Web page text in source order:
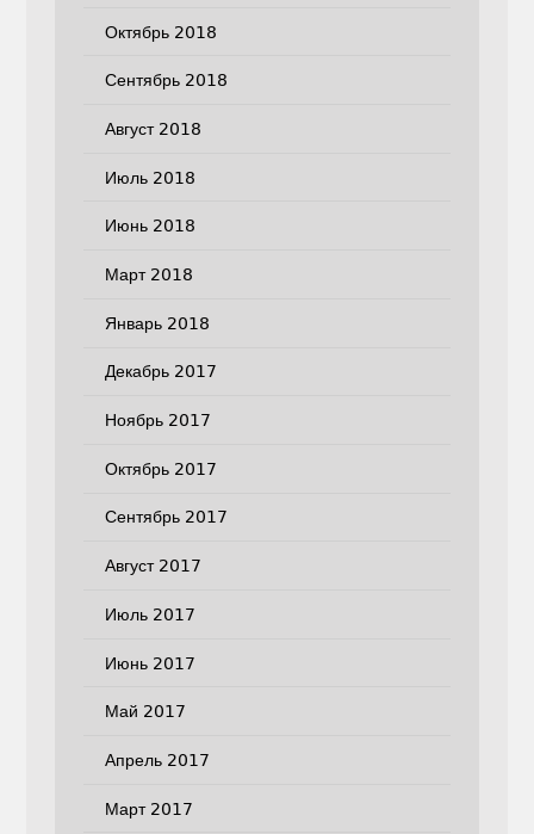
Октябрь 2018
Сентябрь 2018
Август 2018
Июль 2018
Июнь 2018
Март 2018
Январь 2018
Декабрь 2017
Ноябрь 2017
Октябрь 2017
Сентябрь 2017
Август 2017
Июль 2017
Июнь 2017
Май 2017
Апрель 2017
Март 2017